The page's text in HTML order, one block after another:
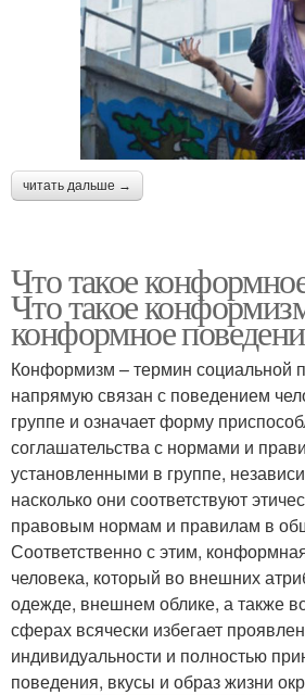
читать дальше →
Что такое
Что такое
конформное
Конформизм – термин социальной
напрямую связан с поведением
группе и означает форму
соглашательства с нормами и
установленными в группе,
насколько они соответствуют
правовым нормам и правилам в
Соответственно с этим,
человека, который во внешних
одежде, внешнем облике, а также
сферах всячески избегает
индивидуальности и полностью
поведения, вкусы и образ жизни